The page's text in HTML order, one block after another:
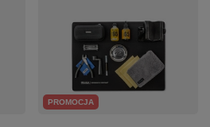
PROMOCJA